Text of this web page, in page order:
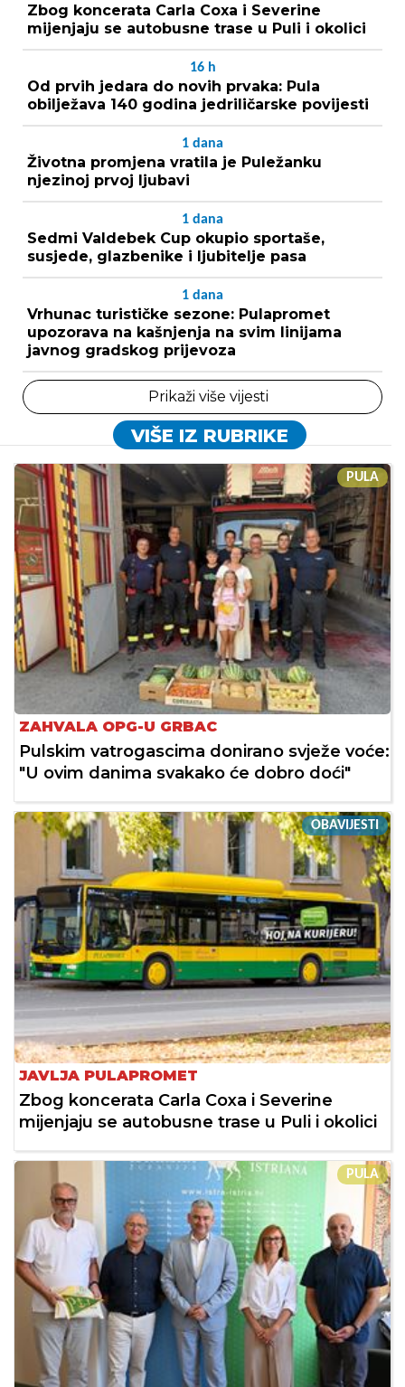
Zbog koncerata Carla Coxa i Severine
mijenjaju se autobusne trase u Puli i okolici
16 h
Od prvih jedara do novih prvaka: Pula
obilježava 140 godina jedriličarske povijesti
1 dana
Životna promjena vratila je Puležanku
njezinoj prvoj ljubavi
1 dana
Sedmi Valdebek Cup okupio sportaše,
susjede, glazbenike i ljubitelje pasa
1 dana
Vrhunac turističke sezone: Pulapromet
upozorava na kašnjenja na svim linijama
javnog gradskog prijevoza
Prikaži više vijesti
VIŠE IZ RUBRIKE
PULA
ZAHVALA OPG-U GRBAC
Pulskim vatrogascima donirano svježe voće:
"U ovim danima svakako će dobro doći"
OBAVIJESTI
JAVLJA PULAPROMET
Zbog koncerata Carla Coxa i Severine
mijenjaju se autobusne trase u Puli i okolici
PULA